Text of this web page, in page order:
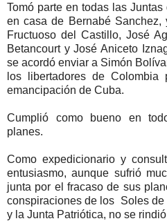
Tomó parte en todas las
en casa de Bernabé Sanchez,
Fructuoso del Castillo, José
Betancourt y José Aniceto
se acordó enviar a Simón
los libertadores de
emancipación de Cuba.
Cumplió como bueno en
planes.
Como expedicionario y
entusiasmo, aunque sufrió
junta por el fracaso de sus
conspiraciones de los Soles de
y la Junta Patriótica, no se